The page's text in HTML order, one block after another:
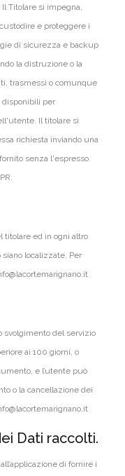
Titolare si impegna,
e proteggere i
di sicurezza e backup
la distruzione o la
trasmessi o comunque
disponibili per
Il titolare si
richiesta inviando una
senza l'espresso
titolare ed in ogni altro
localizzate. Per
svolgimento del servizio
ai 100 giorni, o
e l’utente può
o la cancellazione dei
Dati raccolti.
di fornire i